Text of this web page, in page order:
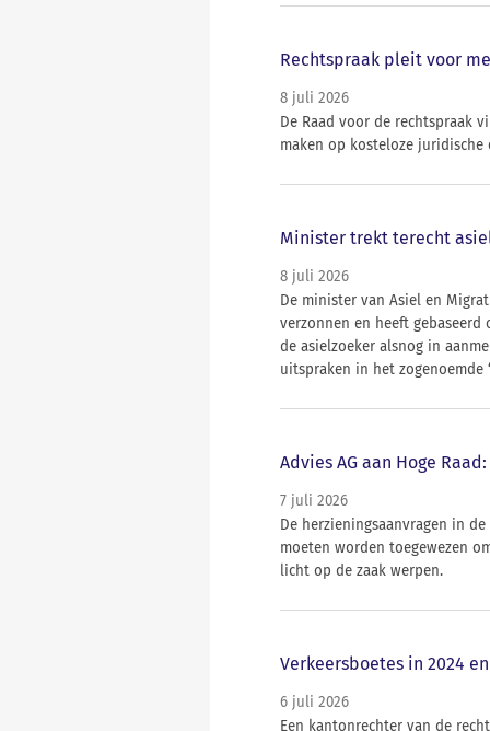
Rechtspraak pleit voor
8 juli 2026
De Raad voor de rechtspraak
maken op kosteloze juridische
Minister trekt terecht
8 juli 2026
De minister van Asiel en
verzonnen en heeft
de asielzoeker alsnog in
uitspraken in het zogenoemde
Advies AG aan Hoge
7 juli 2026
De herzieningsaanvragen in
moeten worden toegewezen
licht op de zaak werpen.
Verkeersboetes in 2024
6 juli 2026
Een kantonrechter van de